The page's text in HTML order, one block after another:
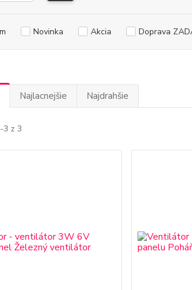
Novinka Akcia Doprava
Najlacnejšie Najdrahšie
3 z 3